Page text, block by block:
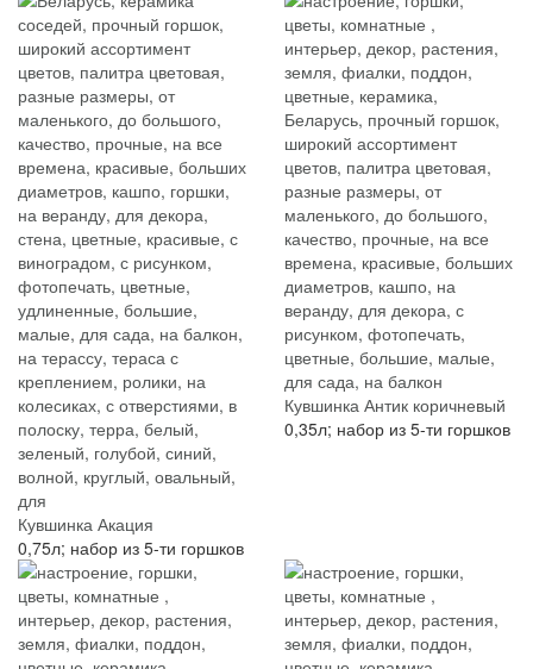
Кувшинка Акация
0,75л; набор из 5-ти горшков
Кувшинка Антик коричневый
0,35л; набор из 5-ти горшков